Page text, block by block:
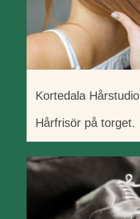
Kortedala Hårstudio
Hårfrisör på torget.